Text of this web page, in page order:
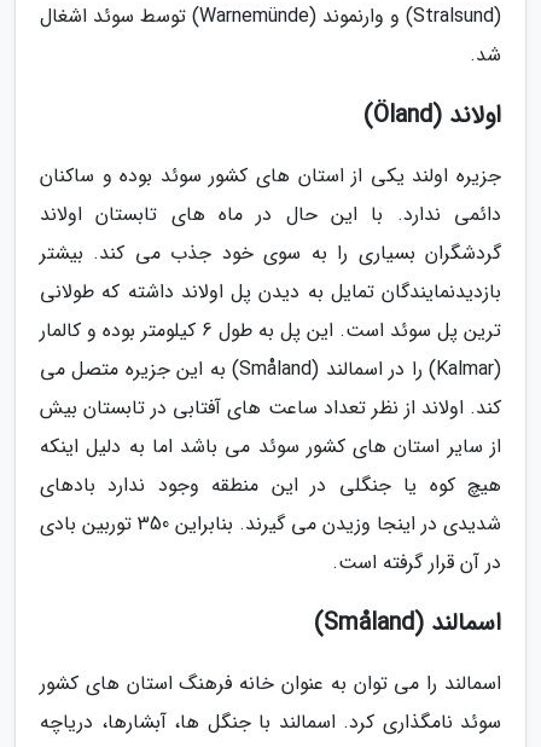
(Stralsund) و وارنموند (Warnemünde) توسط سوئد اشغال
شد.
اولاند (Öland)
جزیره اولند یکی از استان های کشور سوئد بوده و ساکنان
دائمی ندارد. با این حال در ماه های تابستان اولاند
گردشگران بسیاری را به سوی خود جذب می کند. بیشتر
بازدیدنمایندگان تمایل به دیدن پل اولاند داشته که طولانی
ترین پل سوئد است. این پل به طول 6 کیلومتر بوده و کالمار
(Kalmar) را در اسمالند (Småland) به این جزیره متصل می
کند. اولاند از نظر تعداد ساعت های آفتابی در تابستان بیش
از سایر استان های کشور سوئد می باشد اما به دلیل اینکه
هیچ کوه یا جنگلی در این منطقه وجود ندارد بادهای
شدیدی در اینجا وزیدن می گیرند. بنابراین 350 توربین بادی
در آن قرار گرفته است.
اسمالند (Småland)
اسمالند را می توان به عنوان خانه فرهنگ استان های کشور
سوئد نامگذاری کرد. اسمالند با جنگل ها، آبشارها، دریاچه